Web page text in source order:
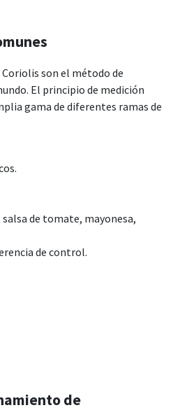
son el método de
El principio de medición
gama de diferentes ramas de
de tomate, mayonesa,
de control.
de